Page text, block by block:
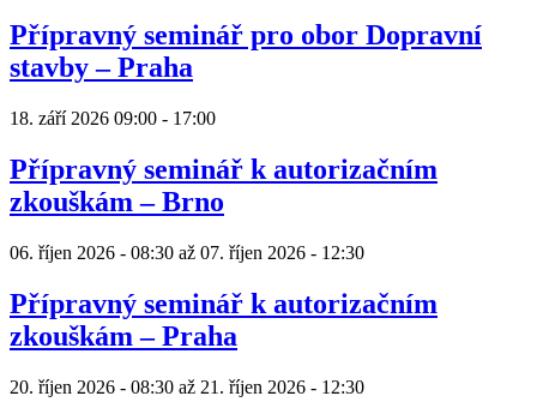
Přípravný seminář pro obor Dopravní
stavby – Praha
18. září 2026 09:00 - 17:00
Přípravný seminář k autorizačním
zkouškám – Brno
06. říjen 2026 - 08:30 až 07. říjen 2026 - 12:30
Přípravný seminář k autorizačním
zkouškám – Praha
20. říjen 2026 - 08:30 až 21. říjen 2026 - 12:30